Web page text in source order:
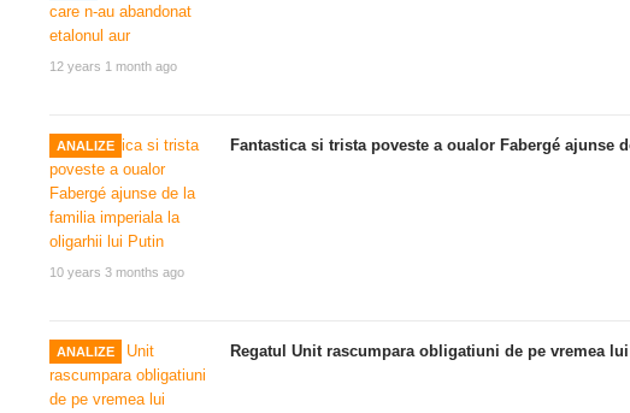
12 years 1 month ago
ANALIZE
10 years 3 months ago
Fantastica si trista poveste a oualor Fabergé
ANALIZE Regatul Unit rascumpara obligatiuni de pe vremea